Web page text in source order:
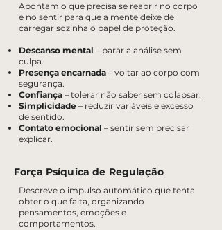
Apontam o que precisa se reabrir no corpo
e no sentir para que a mente deixe de
carregar sozinha o papel de proteção.
Descanso mental – parar a análise sem
culpa.
Presença encarnada – voltar ao corpo com
segurança.
Confiança – tolerar não saber sem colapsar.
Simplicidade – reduzir variáveis e excesso
de sentido.
Contato emocional – sentir sem precisar
explicar.
Força Psíquica de Regulação
Descreve o impulso automático que tenta
obter o que falta, organizando
pensamentos, emoções e
comportamentos.